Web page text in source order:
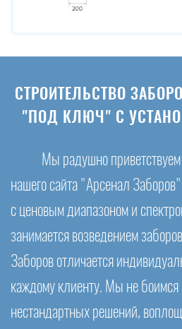
СТРОИТЕЛЬСТВО
"ПОД КЛЮЧ" С
Мы радушно приветствуем
нашего сайта "Арсенал
с ценовым диапазоном и
занимается возведением
Заборов отличается
каждому клиенту. Мы не
нестандартных решений,